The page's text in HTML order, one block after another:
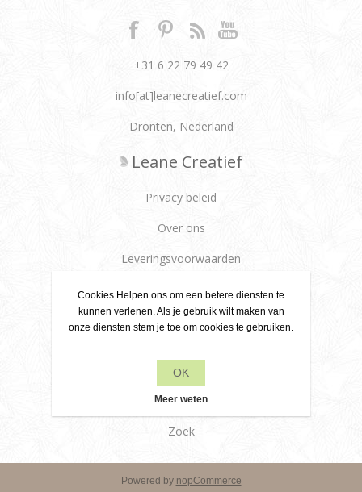
+31 6 22 79 49 42
info[at]leanecreatief.com
Dronten, Nederland
Leane Creatief
Privacy beleid
Over ons
Leveringsvoorwaarden
Klantenservice
Contact
Producten
Recente items
Zoek
Powered by nopCommerce
Cookies Helpen ons om een betere diensten te
kunnen verlenen. Als je gebruik wilt maken van
onze diensten stem je toe om cookies te gebruiken.
OK
Meer weten